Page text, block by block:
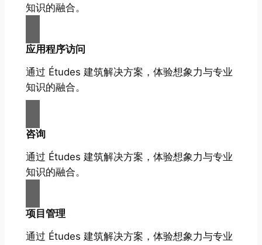
知识的融合。
应用程序访问
通过 Études 建筑解决方案，体验想象力与专业
知识的融合。
咨询
通过 Études 建筑解决方案，体验想象力与专业
知识的融合。
项目管理
通过 Études 建筑解决方案，体验想象力与专业